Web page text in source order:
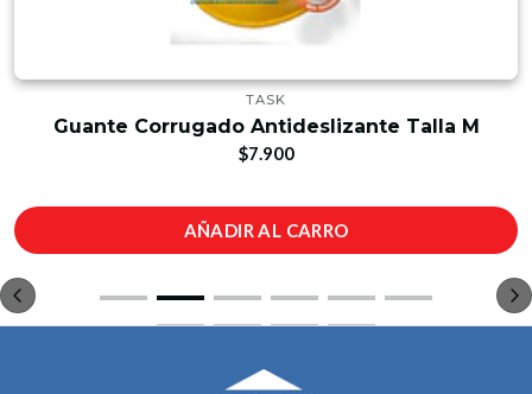
TASK
Guante Corrugado Antideslizante Talla M
$7.900
AÑADIR AL CARRO